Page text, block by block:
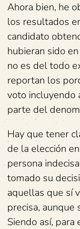
Ahora bien, he
los resultados
candidato
hubieran sido
no es del todo
reportan los
voto incluyendo
parte del
Hay que tener
de la elección
persona
tomado su
aquellas que sí
precisa, aunque
Siendo así,